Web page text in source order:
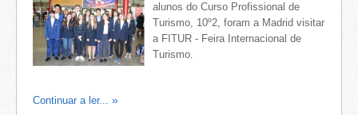
alunos do Curso Profissional de
Turismo, 10º2, foram a Madrid visitar
a FITUR - Feira Internacional de
Turismo.
Continuar a ler...